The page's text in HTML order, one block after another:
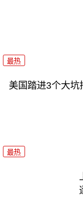
最热
美国踏进3个大坑
最热